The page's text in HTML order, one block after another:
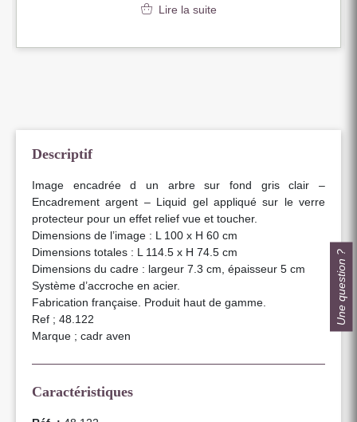
Lire la suite
Descriptif
Image encadrée d un arbre sur fond gris clair –
Encadrement argent – Liquid gel appliqué sur le verre
protecteur pour un effet relief vue et toucher.
Dimensions de l’image : L 100 x H 60 cm
Dimensions totales : L 114.5 x H 74.5 cm
Dimensions du cadre : largeur 7.3 cm, épaisseur 5 cm
Système d’accroche en acier.
Fabrication française. Produit haut de gamme.
Ref ; 48.122
Marque ; cadr aven
Caractéristiques
Une question ?